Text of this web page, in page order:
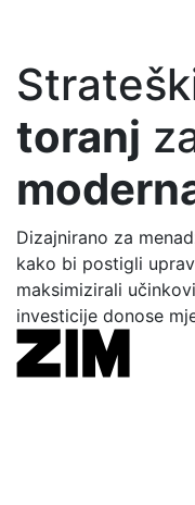
toranj
Dizajnirano za
kako bi postigli
maksimizirali
investicije donose